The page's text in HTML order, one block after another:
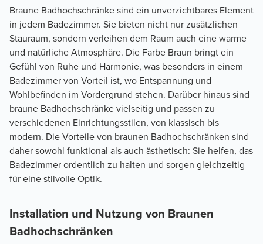
Braune Badhochschränke sind ein unverzichtbares Element
in jedem Badezimmer. Sie bieten nicht nur zusätzlichen
Stauraum, sondern verleihen dem Raum auch eine warme
und natürliche Atmosphäre. Die Farbe Braun bringt ein
Gefühl von Ruhe und Harmonie, was besonders in einem
Badezimmer von Vorteil ist, wo Entspannung und
Wohlbefinden im Vordergrund stehen. Darüber hinaus sind
braune Badhochschränke vielseitig und passen zu
verschiedenen Einrichtungsstilen, von klassisch bis
modern. Die Vorteile von braunen Badhochschränken sind
daher sowohl funktional als auch ästhetisch: Sie helfen, das
Badezimmer ordentlich zu halten und sorgen gleichzeitig
für eine stilvolle Optik.
Installation und Nutzung von Braunen
Badhochschränken